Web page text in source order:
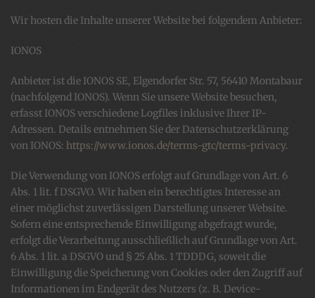
Wir hosten die Inhalte unserer Website bei folgendem Anbieter:
IONOS
Anbieter ist die IONOS SE, Elgendorfer Str. 57, 56410 Montabaur
(nachfolgend IONOS). Wenn Sie unsere Website besuchen,
erfasst IONOS verschiedene Logfiles inklusive Ihrer IP-
Adressen. Details entnehmen Sie der Datenschutzerklärung
von IONOS: https://www.ionos.de/terms-gtc/terms-privacy.
Die Verwendung von IONOS erfolgt auf Grundlage von Art. 6
Abs. 1 lit. f DSGVO. Wir haben ein berechtigtes Interesse an
einer möglichst zuverlässigen Darstellung unserer Website.
Sofern eine entsprechende Einwilligung abgefragt wurde,
erfolgt die Verarbeitung ausschließlich auf Grundlage von Art.
6 Abs. 1 lit. a DSGVO und § 25 Abs. 1 TDDDG, soweit die
Einwilligung die Speicherung von Cookies oder den Zugriff auf
Informationen im Endgerät des Nutzers (z. B. Device-